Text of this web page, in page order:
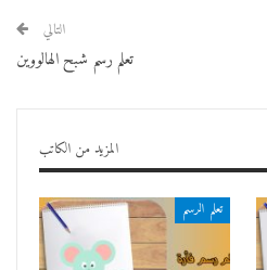
التالي
تعلم رسم شبح الهالووين
المزيد من الكاتب
تعلم الرسم